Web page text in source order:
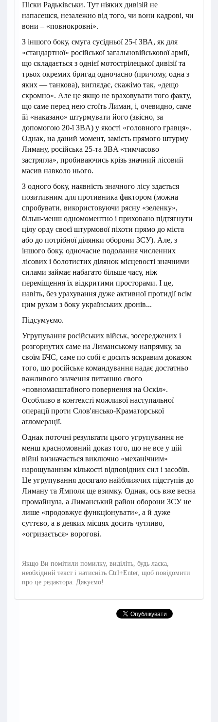
Піски Радьківськи. Тут ніяких дивізій не
напасешся, незалежно від того, чи вони кадрові, чи
вони – «повнокровні».
З іншого боку, смуга сусідньої 25-ї ЗВА, як для
«стандартної» російської загальновійськової армії,
що складається з однієї мотострілецької дивізії та
трьох окремих бригад одночасно (причому, одна з
яких — танкова), виглядає, скажімо так, «дещо
скромно». Але це якщо не враховувати того факту,
що саме перед нею стоїть Лиман, і, очевидно, саме
їй «наказано» штурмувати його (звісно, за
допомогою 20-ї ЗВA) у якості «головного гравця».
Однак, на даний момент, замість прямого штурму
Лиману, російська 25-та ЗВA «тимчасово
застрягла», пробиваючись крізь значний лісовий
масив навколо нього.
З одного боку, наявність значного лісу здається
позитивним для противника фактором (можна
спробувати, використовуючи рясну «зеленку»,
більш-менш одномоментно і приховано підтягнути
цілу орду своєї штурмової піхоти прямо до міста
або до потрібної ділянки оборони ЗСУ). Але, з
іншого боку, одночасне подолання численних
лісових і болотистих ділянок місцевості значними
силами займає набагато більше часу, ніж
переміщення їх відкритими просторами. І це,
навіть, без урахування дуже активної протидії всім
цим рухам з боку українських дронів...
Підсумуємо.
Угрупування російських військ, зосереджених і
розгорнутих саме на Лиманському напрямку, за
своїм БЧС, саме по собі є досить яскравим доказом
того, що російське командування надає достатньо
важливого значення питанню свого
«повномасштабного повернення на Оскіл».
Особливо в контексті можливої наступальної
операції проти Слов'янсько-Краматорської
агломерації.
Однак поточні результати цього угрупування не
менш красномовний доказ того, що не все у цій
війні визначається виключно «механічним»
нарощуванням кількості відповідних сил і засобів.
Це угрупування досягало найближчих підступів до
Лиману та Ямполя ще взимку. Однак, ось вже весна
промайнула, а Лиманський район оборони ЗСУ не
лише «продовжує функціонувати», а й дуже
суттєво, а в деяких місцях досить чутливо,
«огризається» ворогові.
Якщо Ви помітили помилку, виділіть, будь ласка,
необхідний текст і натисніть Ctrl+Enter, щоб повідомити
про це редактора. Дякуємо!